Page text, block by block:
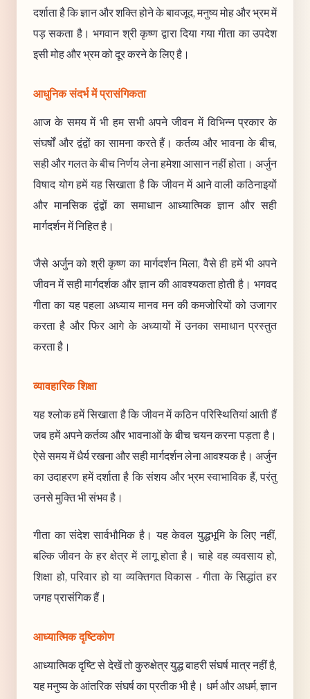
दर्शाता है कि ज्ञान और शक्ति होने के बावजूद, मनुष्य मोह और भ्रम में
पड़ सकता है। भगवान श्री कृष्ण द्वारा दिया गया गीता का उपदेश
इसी मोह और भ्रम को दूर करने के लिए है।
आधुनिक संदर्भ में प्रासंगिकता
आज के समय में भी हम सभी अपने जीवन में विभिन्न प्रकार के
संघर्षों और द्वंद्वों का सामना करते हैं। कर्तव्य और भावना के बीच,
सही और गलत के बीच निर्णय लेना हमेशा आसान नहीं होता। अर्जुन
विषाद योग हमें यह सिखाता है कि जीवन में आने वाली कठिनाइयों
और मानसिक द्वंद्वों का समाधान आध्यात्मिक ज्ञान और सही
मार्गदर्शन में निहित है।
जैसे अर्जुन को श्री कृष्ण का मार्गदर्शन मिला, वैसे ही हमें भी अपने
जीवन में सही मार्गदर्शक और ज्ञान की आवश्यकता होती है। भगवद
गीता का यह पहला अध्याय मानव मन की कमजोरियों को उजागर
करता है और फिर आगे के अध्यायों में उनका समाधान प्रस्तुत
करता है।
व्यावहारिक शिक्षा
यह श्लोक हमें सिखाता है कि जीवन में कठिन परिस्थितियां आती हैं
जब हमें अपने कर्तव्य और भावनाओं के बीच चयन करना पड़ता है।
ऐसे समय में धैर्य रखना और सही मार्गदर्शन लेना आवश्यक है। अर्जुन
का उदाहरण हमें दर्शाता है कि संशय और भ्रम स्वाभाविक हैं, परंतु
उनसे मुक्ति भी संभव है।
गीता का संदेश सार्वभौमिक है। यह केवल युद्धभूमि के लिए नहीं,
बल्कि जीवन के हर क्षेत्र में लागू होता है। चाहे वह व्यवसाय हो,
शिक्षा हो, परिवार हो या व्यक्तिगत विकास - गीता के सिद्धांत हर
जगह प्रासंगिक हैं।
आध्यात्मिक दृष्टिकोण
आध्यात्मिक दृष्टि से देखें तो कुरुक्षेत्र युद्ध बाहरी संघर्ष मात्र नहीं है,
यह मनुष्य के आंतरिक संघर्ष का प्रतीक भी है। धर्म और अधर्म, ज्ञान